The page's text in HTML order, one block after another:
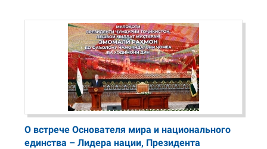
О встрече Основателя мира и национального
единства – Лидера нации, Президента